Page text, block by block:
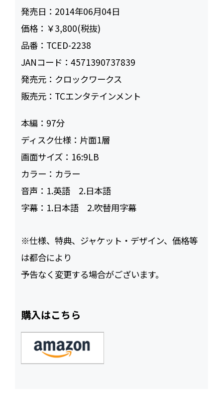
発売日： 2014年06月04日
価格： ￥3,800(税抜)
品番： TCED-2238
JANコード：4571390737839
発売元： クロックワークス
販売元： TCエンタテインメント
本編： 97
ディスク仕様： 片面1層
画面サイズ： 16:9LB
カラー： カラー
音声： 1.英語 2.日本語
字幕： 1.日本語 2.吹替用字幕
※仕様、特典、ジャケット・デザイン、価格等
は都合により
予告なく変更する場合がございます。
購入はこちら